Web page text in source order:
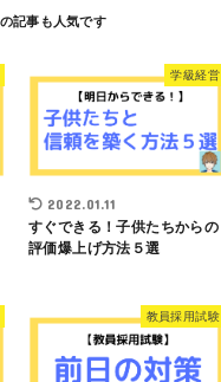
学級経営
2022.01.11
すぐできる！子供たちからの
評価爆上げ方法５選
教員採用試験